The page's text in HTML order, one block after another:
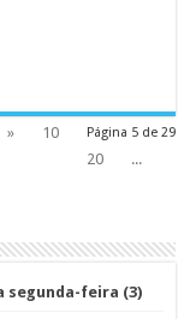
Página 5 de 29
»
10
20
...
segunda-feira (3)